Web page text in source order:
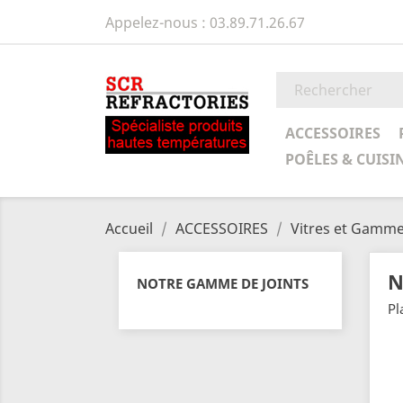
Appelez-nous : 03.89.71.26.67
ACCESSOIRES
POÊLES &
Accueil ACCESSOIRES Vitres et
NOTRE GAMME DE JOINTS